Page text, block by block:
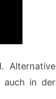
Alternative
auch in der